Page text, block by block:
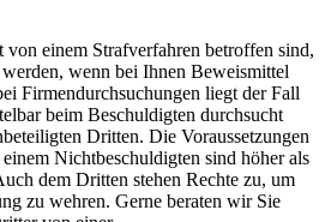
einem Strafverfahren betroffen sind,
wenn bei Ihnen Beweismittel
Firmendurchsuchungen liegt der Fall
beim Beschuldigten durchsucht
Dritten. Die Voraussetzungen
Nichtbeschuldigten sind höher als
dem Dritten stehen Rechte zu, um
zu wehren. Gerne beraten wir Sie